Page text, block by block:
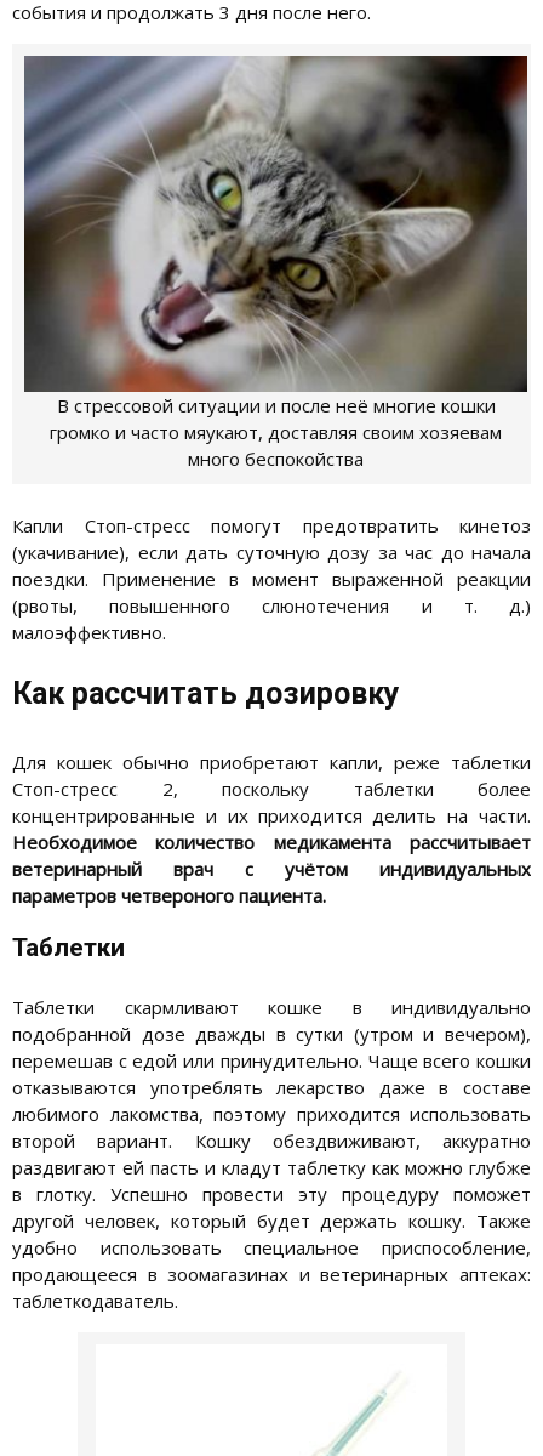
события и продолжать 3 дня после него.
В стрессовой ситуации и после неё многие кошки
громко и часто мяукают, доставляя своим хозяевам
много беспокойства
Капли Стоп-стресс помогут предотвратить кинетоз
(укачивание), если дать суточную дозу за час до начала
поездки. Применение в момент выраженной реакции
(рвоты, повышенного слюнотечения и т. д.)
малоэффективно.
Как рассчитать дозировку
Для кошек обычно приобретают капли, реже таблетки
Стоп-стресс 2, поскольку таблетки более
концентрированные и их приходится делить на части.
Необходимое
количество медикамента рассчитывает
ветеринарный врач с учётом индивидуальных
параметров четвероного пациента.
Таблетки
Таблетки скармливают кошке в индивидуально
подобранной дозе дважды в сутки (утром и вечером),
перемешав с едой или принудительно. Чаще всего кошки
отказываются употреблять лекарство даже в составе
любимого лакомства, поэтому приходится использовать
второй вариант. Кошку обездвиживают, аккуратно
раздвигают ей пасть и кладут таблетку как можно глубже
в глотку. Успешно провести эту процедуру поможет
другой человек, который будет держать кошку. Также
удобно использовать специальное приспособление,
продающееся в зоомагазинах и ветеринарных аптеках:
таблеткодаватель.